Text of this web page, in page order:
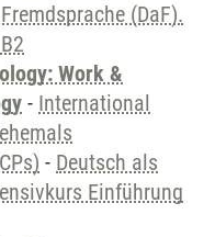
(DaF).
Work &
- International
- Deutsch als
Einführung